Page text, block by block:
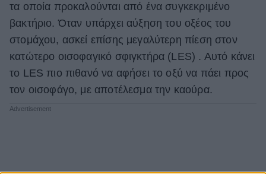
τα οποία προκαλούνται από ένα συγκεκριμένο
βακτήριο. Όταν υπάρχει αύξηση του οξέος του
στομάχου, ασκεί επίσης μεγαλύτερη πίεση στον
κατώτερο οισοφαγικό σφιγκτήρα (LES) . Αυτό κάνει
το LES πιο πιθανό να αφήσει το οξύ να πάει προς
τον οισοφάγο, με αποτέλεσμα την καούρα.